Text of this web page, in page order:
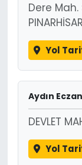
Dere Mah.
PINARHİSAR
Yol
Aydın
DEVLET
Yol